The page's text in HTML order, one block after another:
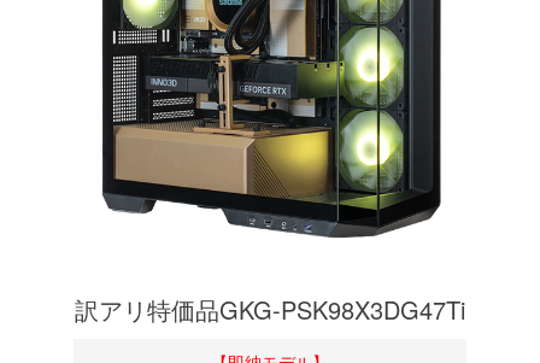
訳アリ特価品GKG-PSK98X3DG47Ti